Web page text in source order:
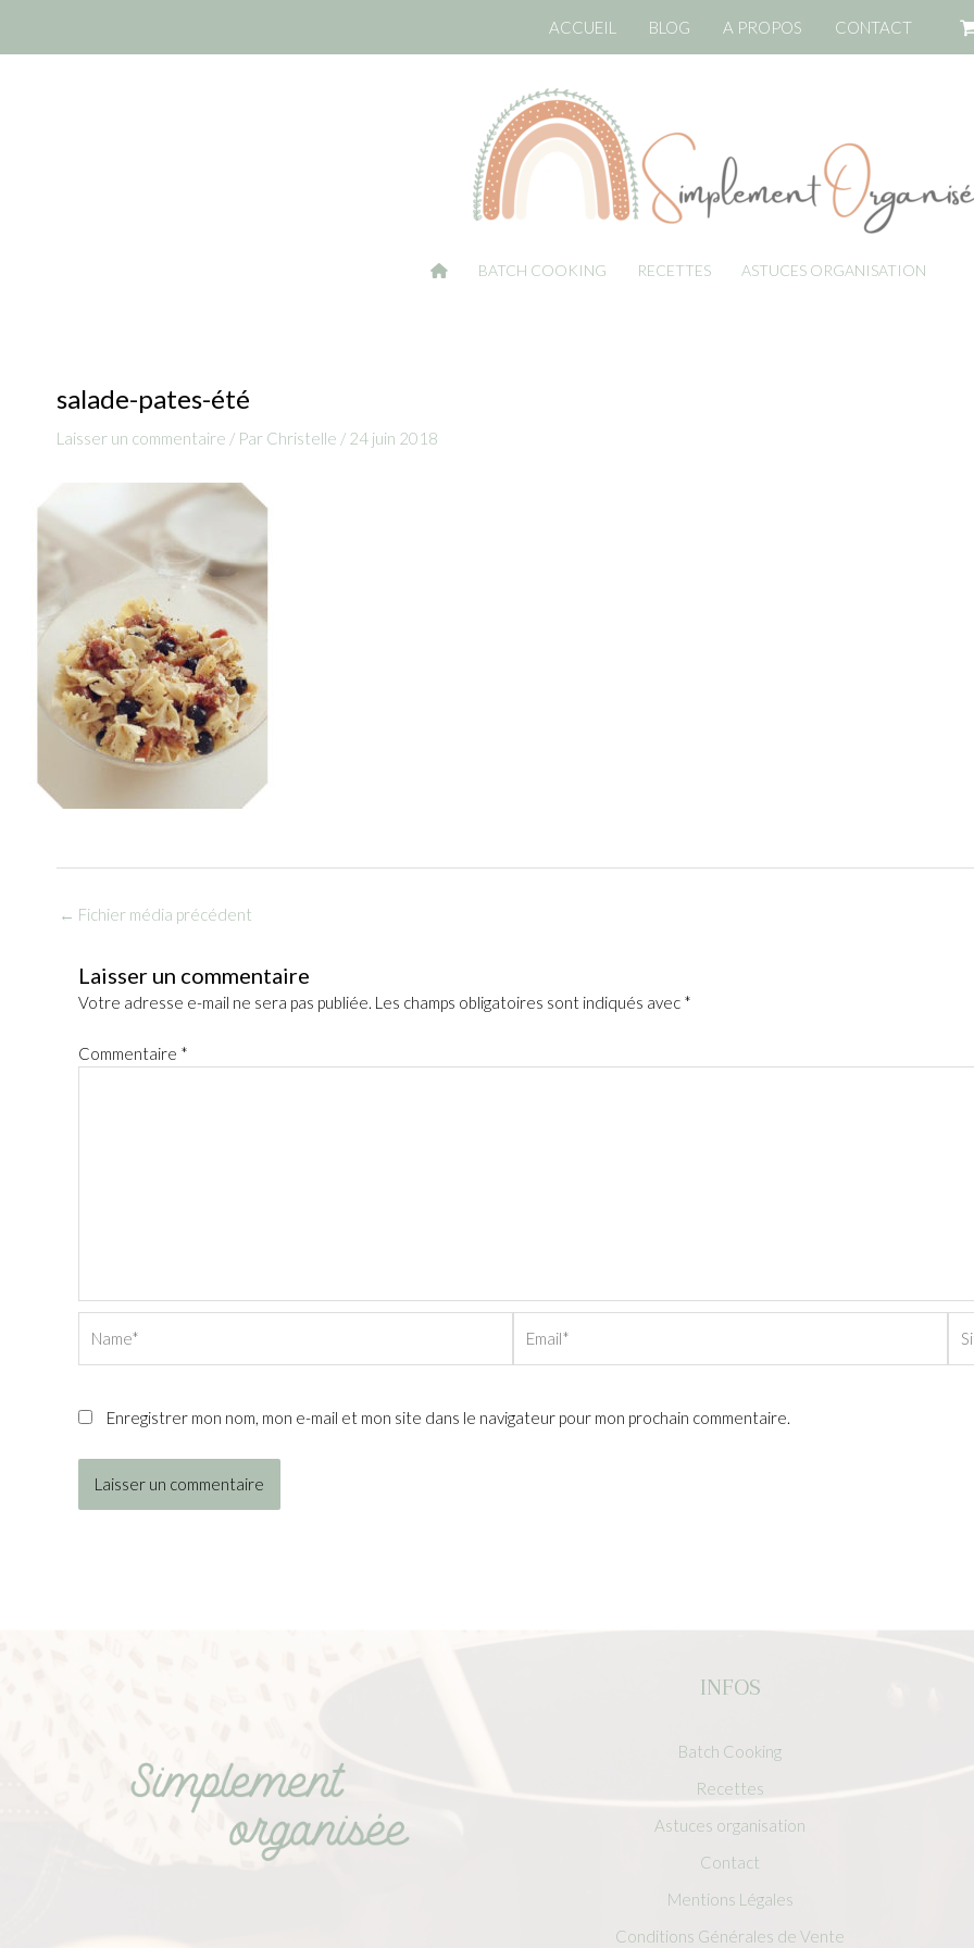
ACCUEIL BLOG A PROPOS CONTACT
BATCH COOKING RECETTES ASTUCES ORGANISATION
salade-pates-été
Laisser un commentaire / Par Christelle / 24 juin 2018
← Fichier média précédent
Laisser un commentaire
Votre adresse e-mail ne sera pas publiée. Les champs obligatoires sont indiqués avec *
Commentaire *
Enregistrer mon nom, mon e-mail et mon site dans le navigateur pour mon prochain commentaire.
INFOS
Batch Cooking
Recettes
Astuces organisation
Contact
Mentions Légales
Conditions Générales de Vente